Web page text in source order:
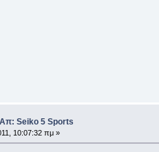
Απ: Seiko 5 Sports
10:07:32 πμ »